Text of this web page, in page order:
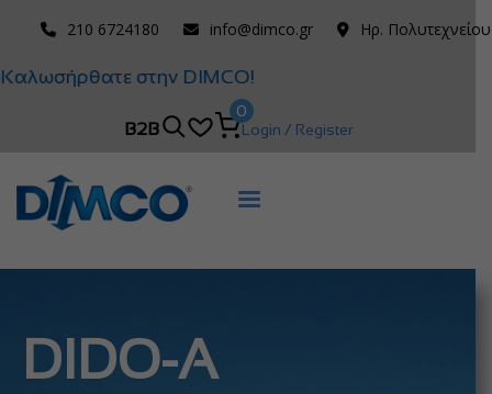
210 6724180 info@dimco.gr Ηρ.
Καλωσήρθατε στην DIMCO!
B2B
0
Login / Register
DIDO-A